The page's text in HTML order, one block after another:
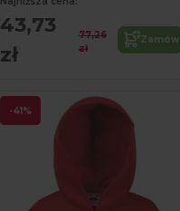
43,73
zł
77,26
zł
Zamów
-41%